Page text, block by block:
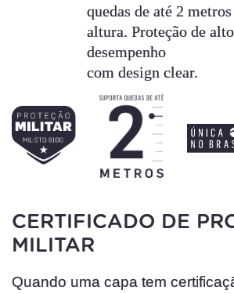
quedas de até 2
altura. Proteção de alto
desempenho
com design clear.
CERTIFICADO DE
MILITAR
Quando uma capa tem